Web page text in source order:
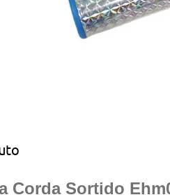
Corda Sortido